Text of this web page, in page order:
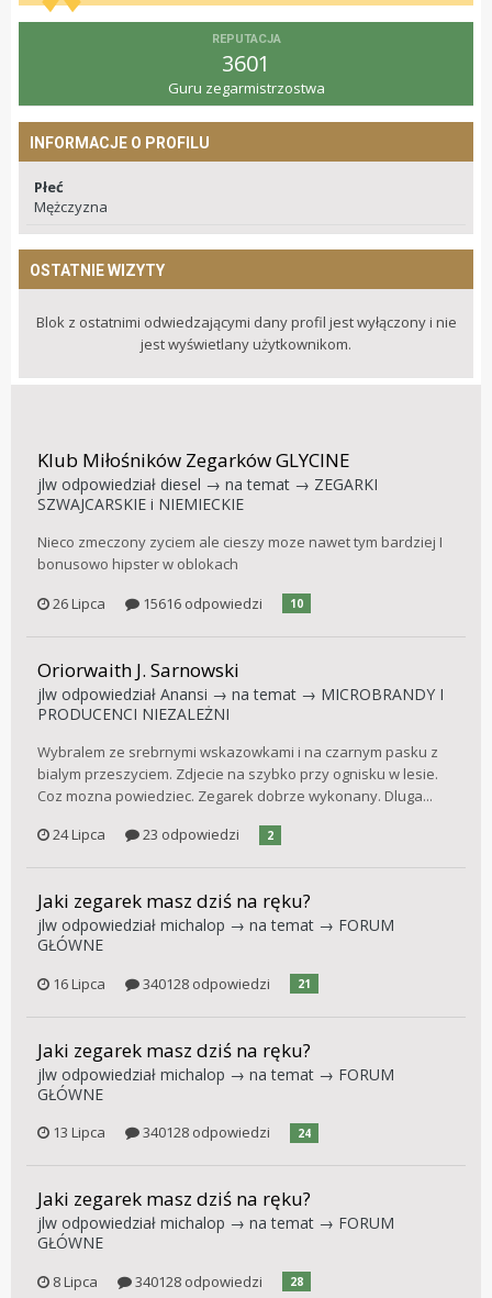
REPUTACJA
3601
Guru zegarmistrzostwa
INFORMACJE O PROFILU
Płeć
Mężczyzna
OSTATNIE WIZYTY
Blok z ostatnimi odwiedzającymi dany profil jest wyłączony i nie
jest wyświetlany użytkownikom.
Klub Miłośników Zegarków GLYCINE
jlw odpowiedział diesel → na temat → ZEGARKI
SZWAJCARSKIE i NIEMIECKIE
Nieco zmeczony zyciem ale cieszy moze nawet tym bardziej I
bonusowo hipster w oblokach
26 Lipca
15616 odpowiedzi 10
Oriorwaith J. Sarnowski
jlw odpowiedział Anansi → na temat → MICROBRANDY I
PRODUCENCI NIEZALEŻNI
Wybralem ze srebrnymi wskazowkami i na czarnym pasku z
bialym przeszyciem. Zdjecie na szybko przy ognisku w lesie.
Coz mozna powiedziec. Zegarek dobrze wykonany. Dluga...
24 Lipca
23 odpowiedzi 2
Jaki zegarek masz dziś na ręku?
jlw odpowiedział michalop → na temat → FORUM
GŁÓWNE
16 Lipca 340128 odpowiedzi 21
Jaki zegarek masz dziś na ręku?
jlw odpowiedział michalop → na temat → FORUM
GŁÓWNE
13 Lipca 340128 odpowiedzi 24
Jaki zegarek masz dziś na ręku?
jlw odpowiedział michalop → na temat → FORUM
GŁÓWNE
8 Lipca 340128 odpowiedzi 28